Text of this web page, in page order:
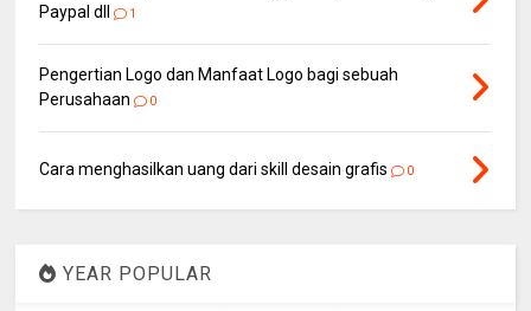
Paypal dll
1
Pengertian Logo dan Manfaat Logo bagi sebuah
Perusahaan
0
Cara menghasilkan uang dari skill desain grafis 0
YEAR POPULAR